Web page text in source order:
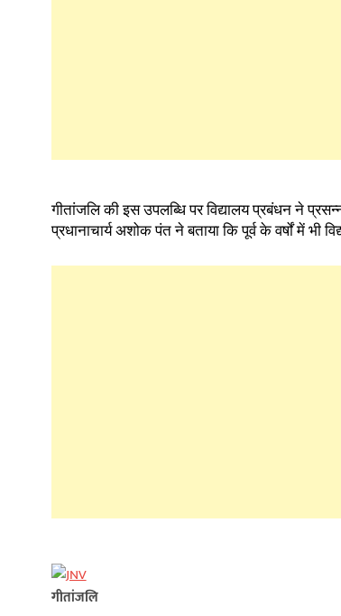
गीतांजलि की इस उपलब्धि पर विद्यालय प्रबंधन ने
प्रधानाचार्य अशोक पंत ने बताया कि पूर्व के वर्षों में
गीतांजलि